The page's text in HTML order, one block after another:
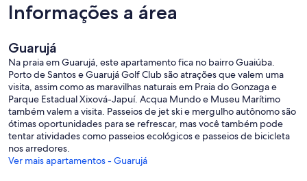
Informações a área
Guarujá
Na praia em Guarujá, este apartamento fica no bairro Guaiúba.
Porto de Santos e Guarujá Golf Club são atrações que valem uma
visita, assim como as maravilhas naturais em Praia do Gonzaga e
Parque Estadual Xixová-Japuí. Acqua Mundo e Museu Marítimo
também valem a visita. Passeios de jet ski e mergulho autônomo são
ótimas oportunidades para se refrescar, mas você também pode
tentar atividades como passeios ecológicos e passeios de bicicleta
nos arredores.
Ver mais apartamentos - Guarujá